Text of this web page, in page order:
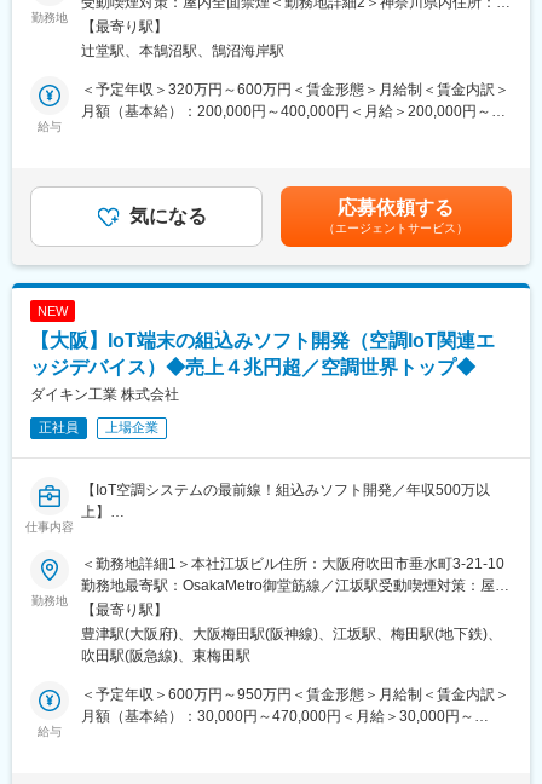
■世界トップシェアを誇るグループ基盤：
・2018年2月、同社は数あるテレビメーカーの中でも世界トップ
クラスのシェアを誇る「ハイセンスグループ」の傘下に加わりま
した。
変更の範囲：会社の定める業務
2011年の創業以来、湘南・神奈川県の地場IT企業として地域活性
をはかっています。当社は社長の方針として急激に人数を増やす
のではなく、しっかりと目の届く範囲で社員を評価したい・社員
とその家族までを幸せにしたいという想いの元、事業を展開して
きました。そんな当社の仲間になってくれるSEを募集いたしま
す。
組み込み、汎用機系のシステム開発を中心にSE業務をご担当いた
だきます。
・設計：開発の比率＝5：5
■顧客先
メーカー、金融、通信、各種保険、公共等
■案件例
■働き方
・残業約10h：毎日定時退社している社員も多く、家族と過ごす
・在宅相談可：フルリモート(2割)、週2日在宅のハイブリッド(8
割)
・会社が働きやすい環境を全面サポート：社長や営業との距離が
近いため、案件や働き方に関しての希望を相談しやすいです。業
務量や残業時間、メンバーの増員要請など、どんな要望にも真摯
に応えます。
■案件先の決まり方
勤務地
奈川県 受動喫煙対策：屋内全面禁煙＜勤務地詳細3＞東京都住
所：東京都 受動喫煙対策：屋内全面禁煙変更の範囲：会社の定め
【最寄り駅】
辻堂駅、本鵠沼駅、鵠沼海岸駅
給与
＜予定年収＞320万円～600万円＜賃金形態＞月給制＜賃金内訳＞
月額（基本給）：200,000円～400,000円＜月給＞200,000円～
格手当月2,000~4,000円、在宅勤務手当1日につき150円、メンタ
ー手当月3,000円～5,000円、食事補助月3000円賃金はあくまでも
目安の金額であり、選考を通じて上下する可能性があります。月
給(月額)は固定手当を含めた表記です。
気になる 応募依頼する
（エージェントサービス）
NEW
【大阪】IoT端末の組込みソフト開発（空調IoT関連エ
ッジデバイス）◆売上４兆円超／空調世界トップ◆
ダイキン工業 株式会社
正社員 上場企業
仕事内容
【IoT空調システムの最前線！組込みソフト開発／年収500万以
上】
グローバルで垂直立ち上げを行っている空調IoTプラットフォーム
開発において、業務用・家庭用空調機を束ねて集中制御したり、
クラウドプラットフォームと通信したりするエッジやコントロー
ラーの組込みソフト設計を担当頂きます。
ダイキン工業では全世界の空調機をインターネット接続し、IoT、
機械学習、クラウド等の技術を活用したグローバル空調IoTプラッ
トフォーム構築を進めております。これによりグローバル空調機
器ビジネスのライフサイクル（開発、製造、販売、施工、保守・
勤務地
＜勤務地詳細1＞本社江坂ビル住所：大阪府吹田市垂水町3-21-10
勤務地最寄駅：OsakaMetro御堂筋線／江坂駅受動喫煙対策：屋内
全面禁煙＜勤務地詳細2＞本社住所：大阪府大阪市北区梅田1-13-1
大阪梅田ツインタワーズ・サウス勤務地最寄駅：阪急線／梅田駅
受動喫煙対策：屋内全面禁煙変更の範囲：会社の定める事業所
【最寄り駅】
豊津駅(大阪府)、大阪梅田駅(阪神線)、江坂駅、梅田駅(地下鉄)、
吹田駅(阪急線)、東梅田駅
給与
＜予定年収＞600万円～950万円＜賃金形態＞月給制＜賃金内訳＞
月額（基本給）：30,000円～470,000円＜月給＞30,000円～